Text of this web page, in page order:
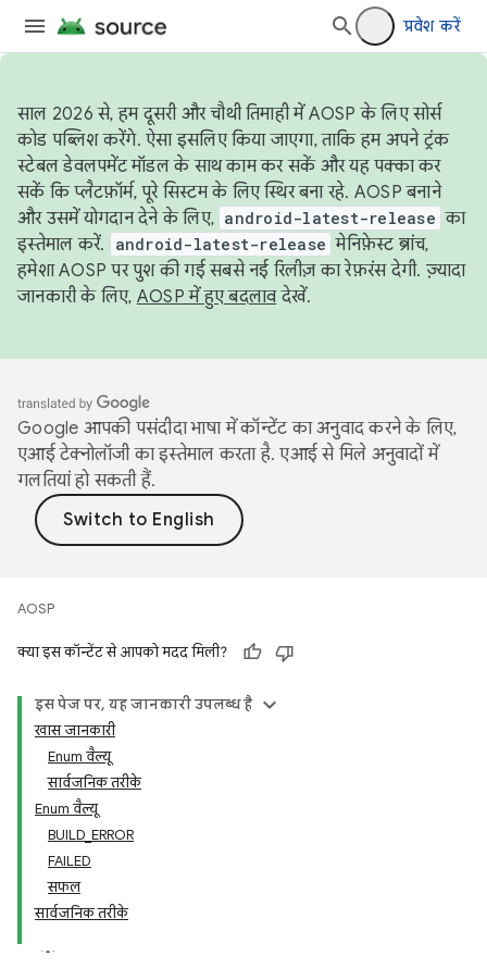
प्रवेश करें
साल 2026 से, हम दूसरी और चौथी तिमाही में AOSP के लिए सोर्स
कोड पब्लिश करेंगे. ऐसा इसलिए किया जाएगा, ताकि हम अपने ट्रंक
स्टेबल डेवलपमेंट मॉडल के साथ काम कर सकें और यह पक्का कर
सकें कि प्लैटफ़ॉर्म, पूरे सिस्टम के लिए स्थिर बना रहे. AOSP बनाने
और उसमें योगदान देने के लिए, android-latest-release का
इस्तेमाल करें.
android-latest-release मेनिफ़ेस्ट ब्रांच,
हमेशा AOSP पर पुश की गई सबसे नई रिलीज़ का रेफ़रंस देगी. ज़्यादा
जानकारी के लिए, AOSP में हुए बदलावदेखें.
Google आपकी पसंदीदा भाषा में कॉन्टेंट का अनुवाद करने के लिए,
एआई टेक्नोलॉजी का इस्तेमाल करता है. एआई से मिले अनुवादों में
गलतियां हो सकती हैं.
AOSP
क्या इस कॉन्टेंट से आपको मदद मिली?
इस पेज पर, यह जानकारी उपलब्ध है
खास जानकारी
Enum वैल्यू
सार्वजनिक तरीके
Enum वैल्यू
BUILD_ERROR
FAILED
सफल
सार्वजनिक तरीके